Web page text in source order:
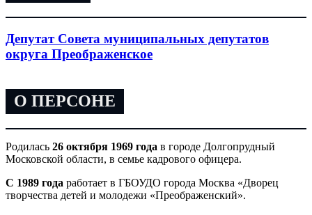
Депутат Совета муниципальных депутатов
округа Преображенское
О ПЕРСОНЕ
Родилась 26 октября 1969 года в городе Долгопрудный
Московской области, в семье кадрового офицера.
С 1989 года работает в ГБОУДО города Москва «Дворец
творчества детей и молодежи «Преображенский».